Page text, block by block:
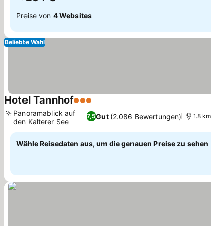
Preise von 4 Websites
Beliebte Wahl
Hotel Tannhof3 Sterne
7,5Gut (2.086 Bewertungen)
Panoramablick auf
den Kalterer See
1.8
Wähle Reisedaten aus, um die genauen Preise zu sehen